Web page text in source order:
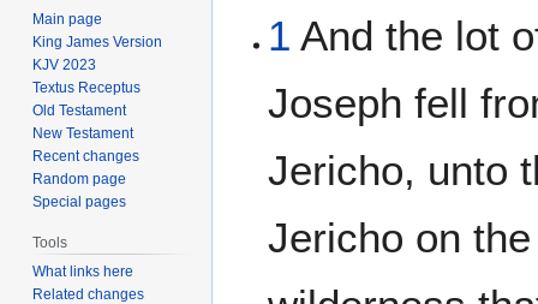
toto
1 And the lot
Joseph fell
Jericho, unto
Jericho on
Main page
King James Version
KJV 2023
Textus Receptus
Old Testament
New Testament
Recent changes
Random page
Special pages
Tools
What links here
Related changes